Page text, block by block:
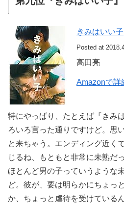
きみはいい子
Posted at
高田亮
Amazonで詳
特にやっぱり、たとえば『きみ
ろいろ言った通りですけど。思
と来ちゃう。エンディング近く
じるね、もともと非常に未熟だ
ほとんど男の子っていうような
ど。彼が、要は明らかにちょっ
か、ちょっと虐待を受けている